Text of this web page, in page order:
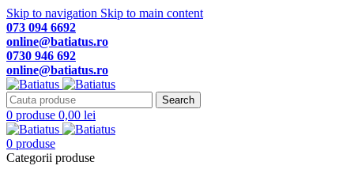
Skip to navigation Skip to main content
073 094 6692
online@batiatus.ro
0730 946 692
online@batiatus.ro
Search
0 produse 0,00 lei
0 produse
Categorii produse